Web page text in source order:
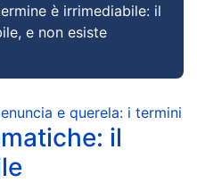
è irrimediabile: il
e non esiste
e querela: i termini
il